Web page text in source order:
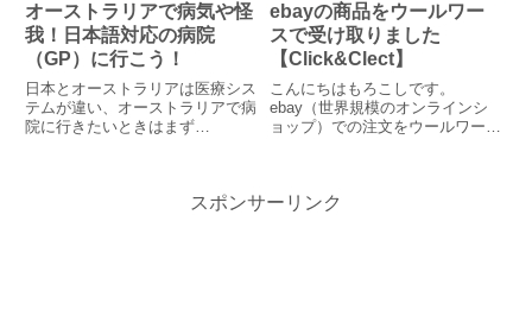
オーストラリアで病気や怪
我！日本語対応の病院
（GP）に行こう！
日本とオーストラリアは医療シス
テムが違い、オーストラリアで病
院に行きたいときはまず
科、整形外科…と専門の科がある
ebayの商品をウールワー
スで受け取りました
【Click&Clect】
こんにちはもろこしです。
ebay（世界規模のオンラインシ
ョップ）での注文をウールワース
ことにしました。注文時に受け取
スポンサーリンク